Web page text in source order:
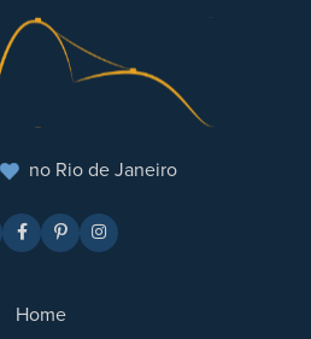
no Rio de Janeiro
Home